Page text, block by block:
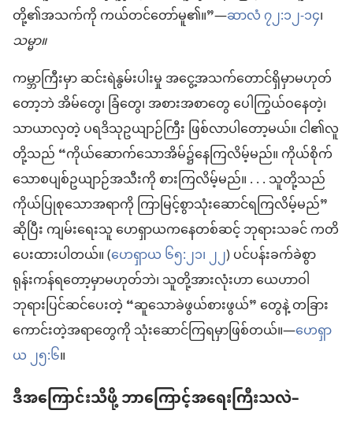
တို့၏အသက်ကို ကယ်တင်တော်မူ၏။”—ဆာလံ ၇၂:၁၂-၁၄၊
သမ္မာ။
ကမ္ဘာကြီးမှာ ဆင်းရဲနွမ်းပါးမှု အငွေ့အသက်တောင်ရှိမှာမဟုတ်
တော့ဘဲ အိမ်တွေ၊ ခြံတွေ၊ အစားအစာတွေ ပေါကြွယ်ဝနေတဲ့၊
သာယာလှတဲ့ ပရဒိသုဥယျာဉ်ကြီး ဖြစ်လာပါတော့မယ်။ ငါ၏လူ
တို့သည် “ကိုယ်ဆောက်သောအိမ်၌နေကြလိမ့်မည်။ ကိုယ်စိုက်
သောစပျစ်ဥယျာဉ်အသီးကို စားကြလိမ့်မည်။ . . . သူတို့သည်
ကိုယ်ပြုစုသောအရာကို ကြာမြင့်စွာသုံးဆောင်ရကြလိမ့်မည်”
ဆိုပြီး ကျမ်းရေးသူ ဟေရှာယကနေတစ်ဆင့် ဘုရားသခင် ကတိ
ပေးထားပါတယ်။ (ဟေရှာယ ၆၅:၂၁၊ ၂၂) ပင်ပန်းခက်ခဲစွာ
ရုန်းကန်ရတော့မှာမဟုတ်ဘဲ၊ သူတို့အားလုံးဟာ ယေဟာဝါ
ဘုရားပြင်ဆင်ပေးတဲ့ “ဆူသောခဲဖွယ်စားဖွယ်” တွေနဲ့ တခြား
ကောင်းတဲ့အရာတွေကို သုံးဆောင်ကြရမှာဖြစ်တယ်။—ဟေရှာ
ယ ၂၅:၆။
ဒီအကြောင်းသိဖို့ ဘာကြောင့်အရေးကြီးသလဲ–